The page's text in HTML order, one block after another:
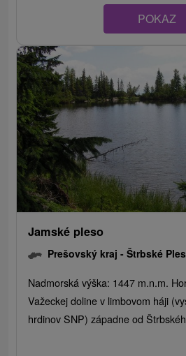
POKAZ
Jamské pleso
Prešovský kraj -Štrbské
Nadmorská výška: 1447 m.n.m.
Važeckej doline v limbovom háji
hrdinov SNP) západne od